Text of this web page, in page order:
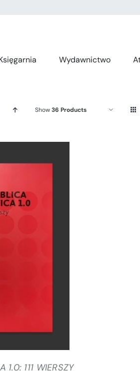
Wydawnictwo
Show36 Products
1.0: 111 WIERSZY